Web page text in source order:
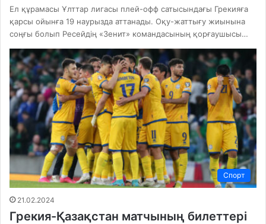
Ел құрамасы Ұлттар лигасы плей-офф сатысындағы Грекияға
қарсы ойынға 19 наурызда аттанады. Оқу-жаттығу жиынына
соңғы болып Ресейдің «Зенит» командасының қорғаушысы…
Спорт
21.02.2024
Грекия-Қазақстан матчының билеттері